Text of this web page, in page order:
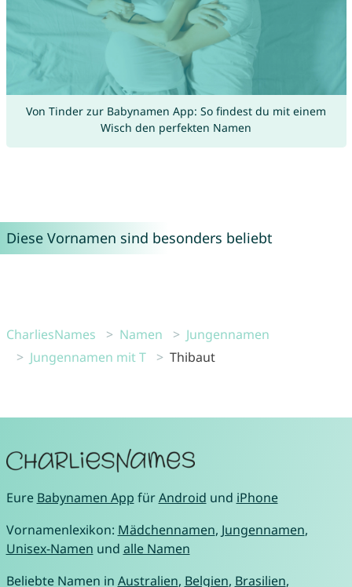
Von Tinder zur Babynamen App: So findest du mit einem
Wisch den perfekten Namen
Diese Vornamen sind besonders beliebt
CharliesNames Namen
Jungennamen
Jungennamen mit T
Thibaut
Eure Babynamen App fürAndroid und iPhone
Vornamenlexikon: Mädchennamen, Jungennamen,
Unisex-Namen und alle Namen
Beliebte Namen in Australien, Belgien, Brasilien,